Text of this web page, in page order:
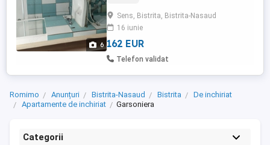
6
Sens, Bistrita, Bistrita-Nasaud
16 iunie
162 EUR
Telefon validat
Romimo Anunțuri Bistrita-Nasaud Bistrita
De inchiriat
Apartamente de inchiriat
Garsoniera
Categorii